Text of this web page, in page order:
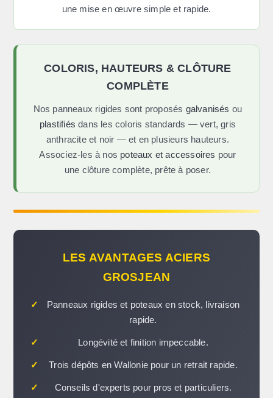
une mise en œuvre simple et rapide.
COLORIS, HAUTEURS & CLÔTURE
COMPLÈTE
Nos panneaux rigides sont proposés galvanisés ou
plastifiés dans les coloris standards — vert, gris
anthracite et noir — et en plusieurs hauteurs.
Associez-les à nos poteaux et accessoires pour
une clôture complète, prête à poser.
LES AVANTAGES ACIERS
GROSJEAN
✓
Panneaux rigides et poteaux en stock, livraison
rapide.
✓ Longévité et finition impeccable.
✓ Trois dépôts en Wallonie pour un retrait rapide.
✓ Conseils d'experts pour pros et particuliers.